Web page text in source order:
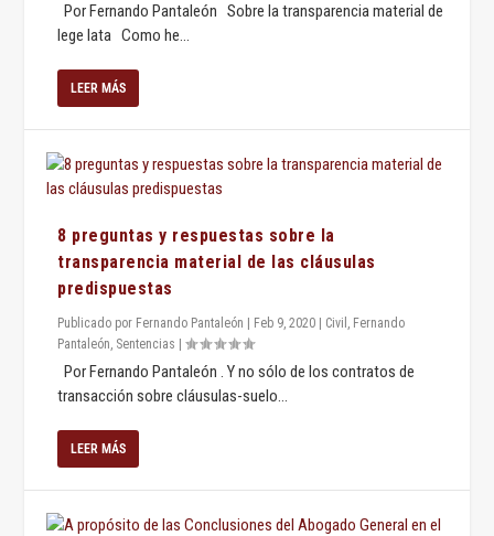
Por Fernando Pantaleón Sobre la transparencia material de
lege lata Como he...
LEER MÁS
8 preguntas y respuestas sobre la
transparencia material de las cláusulas
predispuestas
Publicado por Fernando Pantaleón Feb 9, 2020 Civil , Fernando
Pantaleón, Sentencias |
Por Fernando Pantaleón . Y no sólo de los contratos de
transacción sobre cláusulas-suelo...
LEER MÁS